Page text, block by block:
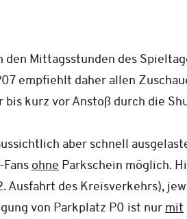
Mittagsstunden des
empfiehlt daher allen
kurz vor Anstoß durch die
aber schnell
ohne Parkschein möglich.
des Kreisverkehrs),
von Parkplatz P0 ist nur mit